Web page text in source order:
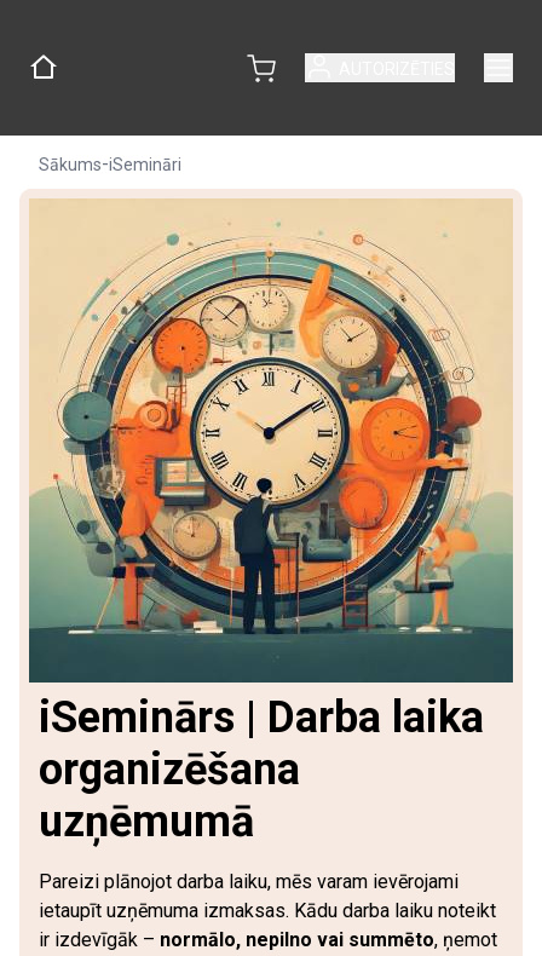
Sākums-iSemināri
iSeminārs | Darba laika
organizēšana
uzņēmumā
Pareizi plānojot darba laiku, mēs varam ievērojami
ietaupīt uzņēmuma izmaksas. Kādu darba laiku noteikt
ir izdevīgāk – normālo, nepilno vai summēto, ņemot